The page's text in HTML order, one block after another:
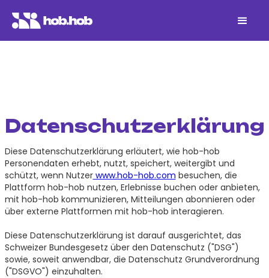
Datenschutzerklärung
Diese Datenschutzerklärung erläutert, wie hob-hob
Personendaten erhebt, nutzt, speichert, weitergibt und
schützt, wenn Nutzerwww.hob-hob.com besuchen, die
Plattform hob-hob nutzen, Erlebnisse buchen oder anbieten,
mit hob-hob kommunizieren, Mitteilungen abonnieren oder
über externe Plattformen mit hob-hob interagieren.
Diese Datenschutzerklärung ist darauf ausgerichtet, das
Schweizer Bundesgesetz über den Datenschutz ("DSG")
sowie, soweit anwendbar, die Datenschutz Grundverordnung
("DSGVO") einzuhalten.